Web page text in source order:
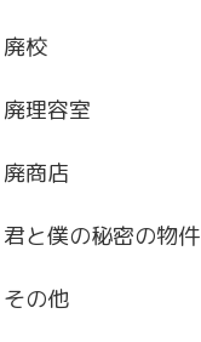
廃校
廃理容室
廃商店
君と僕の秘密の物件
その他